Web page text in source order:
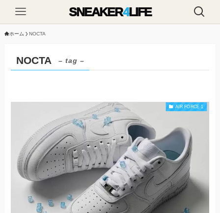
SNEAKER4LIFE
ホーム NOCTA
NOCTA – tag –
AIR FORCE 1